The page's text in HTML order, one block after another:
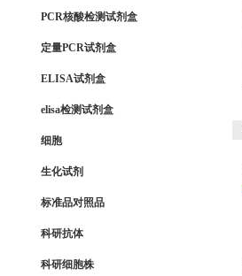
PCR核酸检测试剂盒
定量PCR试剂盒
ELISA试剂盒
elisa检测试剂盒
细胞
生化试剂
标准品对照品
科研抗体
科研细胞株